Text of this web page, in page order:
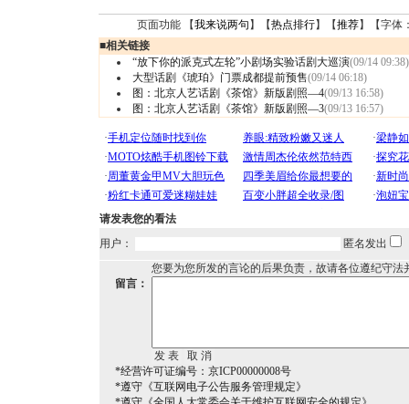
页面功能 【我来说两句 】【热点排行】【推荐】【字体
■相关链接
“放下你的派克式左轮”小剧场实验话剧大巡演(09/14 09:38)
大型话剧《琥珀》门票成都提前预售(09/14 06:18)
图：北京人艺话剧《茶馆》新版剧照—4(09/13 16:58)
图：北京人艺话剧《茶馆》新版剧照—3(09/13 16:57)
请发表您的看法
用户：
匿名发出
您要为您所发的言论的后果负责，故请各位遵纪守法
留言：
*经营许可证编号：京ICP00000008号
*遵守《互联网电子公告服务管理规定》